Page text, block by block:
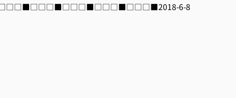
■□□□■□□□■□□□■□□□■□□□■□□□■2018-6-8